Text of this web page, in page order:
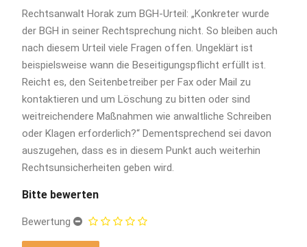
Rechtsanwalt Horak zum BGH-Urteil: „Konkreter wurde
der BGH in seiner Rechtsprechung nicht. So bleiben auch
nach diesem Urteil viele Fragen offen. Ungeklärt ist
beispielsweise wann die Beseitigungspflicht erfüllt ist.
Reicht es, den Seitenbetreiber per Fax oder Mail zu
kontaktieren und um Löschung zu bitten oder sind
weitreichendere Maßnahmen wie anwaltliche Schreiben
oder Klagen erforderlich?“ Dementsprechend sei davon
auszugehen, dass es in diesem Punkt auch weiterhin
Rechtsunsicherheiten geben wird.
Bitte bewerten
Bewertung